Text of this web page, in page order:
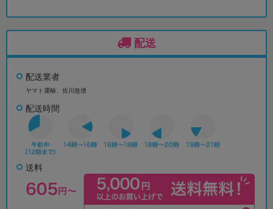
配送
配送業者
ヤマト運輸、佐川急便
配送時間
送料